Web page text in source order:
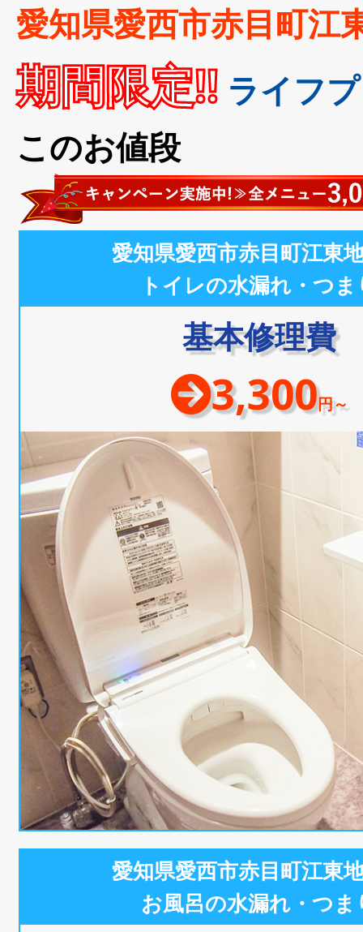
愛知県愛西市赤目町江
期間限定!! ライフ
このお値段
愛知県愛西市赤目町江東
トイレの水漏れ・つま
基本修理費
3,300円～
愛知県愛西市赤目町江東
お風呂の水漏れ・つま